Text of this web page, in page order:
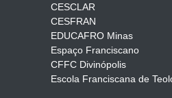
CESCLAR
CESFRAN
EDUCAFRO Minas
Espaço Franciscano
CFFC Divinópolis
Escola Franciscana de